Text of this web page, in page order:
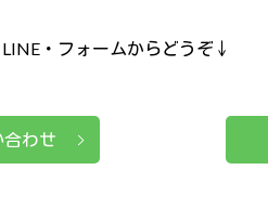
・フォームからどうぞ↓
わせ